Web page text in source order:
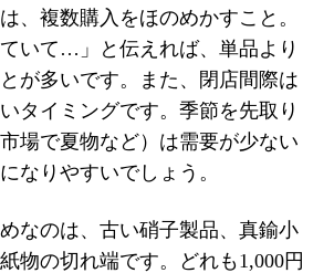
、複数購入をほのめかすこと。
ていて…」と伝えれば、単品より
が多いです。また、閉店間際は
タイミングです。季節を先取り
場で夏物など）は需要が少ない
なりやすいでしょう。
なのは、古い硝子製品、真鍮小
物の切れ端です。どれも1,000円